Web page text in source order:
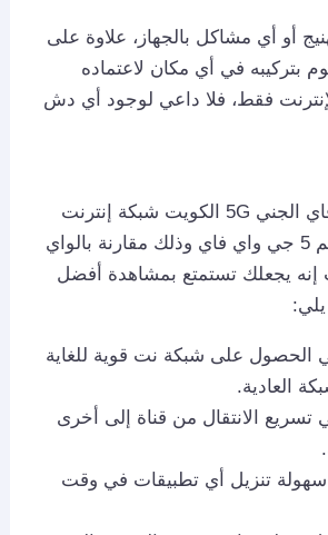
أو أي مشاكل بالجهاز، علاوة على
بتركيبه في أي مكان لاعتماده
فقط، فلا داعي لوجود أي دش
يدعم رسيفر واي فاي الجني 5G الكويت شبكة إنترنت
قوية، حيث إنه يدعم 5 جي واي فاي وذلك مقارنة بالواي
إنه يجعلك تستمتع بمشاهدة أفضل
يلي:
الحصول على شبكة نت قوية للغاية
العادية.
الانتقال من قناة إلى أخرى
تنزيل أي تطبيقات في وقت